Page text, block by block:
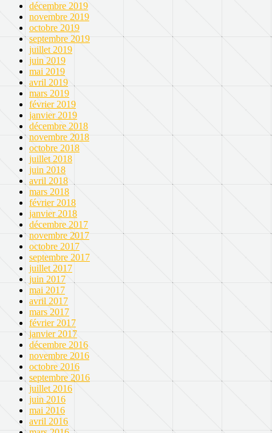
décembre 2019
novembre 2019
octobre 2019
septembre 2019
juillet 2019
juin 2019
mai 2019
avril 2019
mars 2019
février 2019
janvier 2019
décembre 2018
novembre 2018
octobre 2018
juillet 2018
juin 2018
avril 2018
mars 2018
février 2018
janvier 2018
décembre 2017
novembre 2017
octobre 2017
septembre 2017
juillet 2017
juin 2017
mai 2017
avril 2017
mars 2017
février 2017
janvier 2017
décembre 2016
novembre 2016
octobre 2016
septembre 2016
juillet 2016
juin 2016
mai 2016
avril 2016